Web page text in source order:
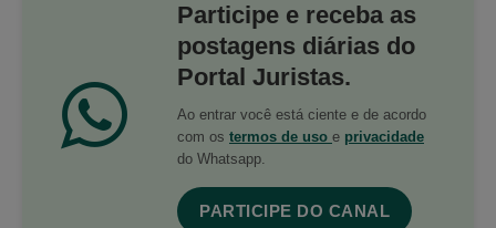
Participe e receba as
postagens diárias do
Portal Juristas.
Ao entrar você está ciente e de acordo
com os termos de uso e privacidade
do Whatsapp.
PARTICIPE DO CANAL